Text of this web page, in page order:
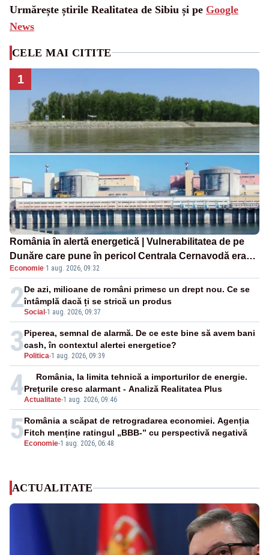
Urmărește știrile Realitatea de Sibiu și pe Google
News
CELE MAI CITITE
1
România în alertă energetică | Vulnerabilitatea de pe
Dunăre care pune în pericol Centrala Cernavodă era
cunoscută de pe vremea lui Ceaușescu
Economie·1 aug. 2026, 09:32
2Social -1 aug. 2026, 09:37
De azi, milioane de români primesc un drept nou. Ce se
întâmplă dacă ți se strică un produs
3 Politica-1 aug. 2026, 09:39
Piperea, semnal de alarmă. De ce este bine să avem bani
cash, în contextul alertei energetice?
4Actualitate-1 aug. 2026, 09:46
România, la limita tehnică a importurilor de energie.
Prețurile cresc alarmant - Analiză Realitatea Plus
5 Economie-1 aug. 2026, 06:48
România a scăpat de retrogradarea economiei. Agenția
Fitch menține ratingul „BBB-” cu perspectivă negativă
ACTUALITATE